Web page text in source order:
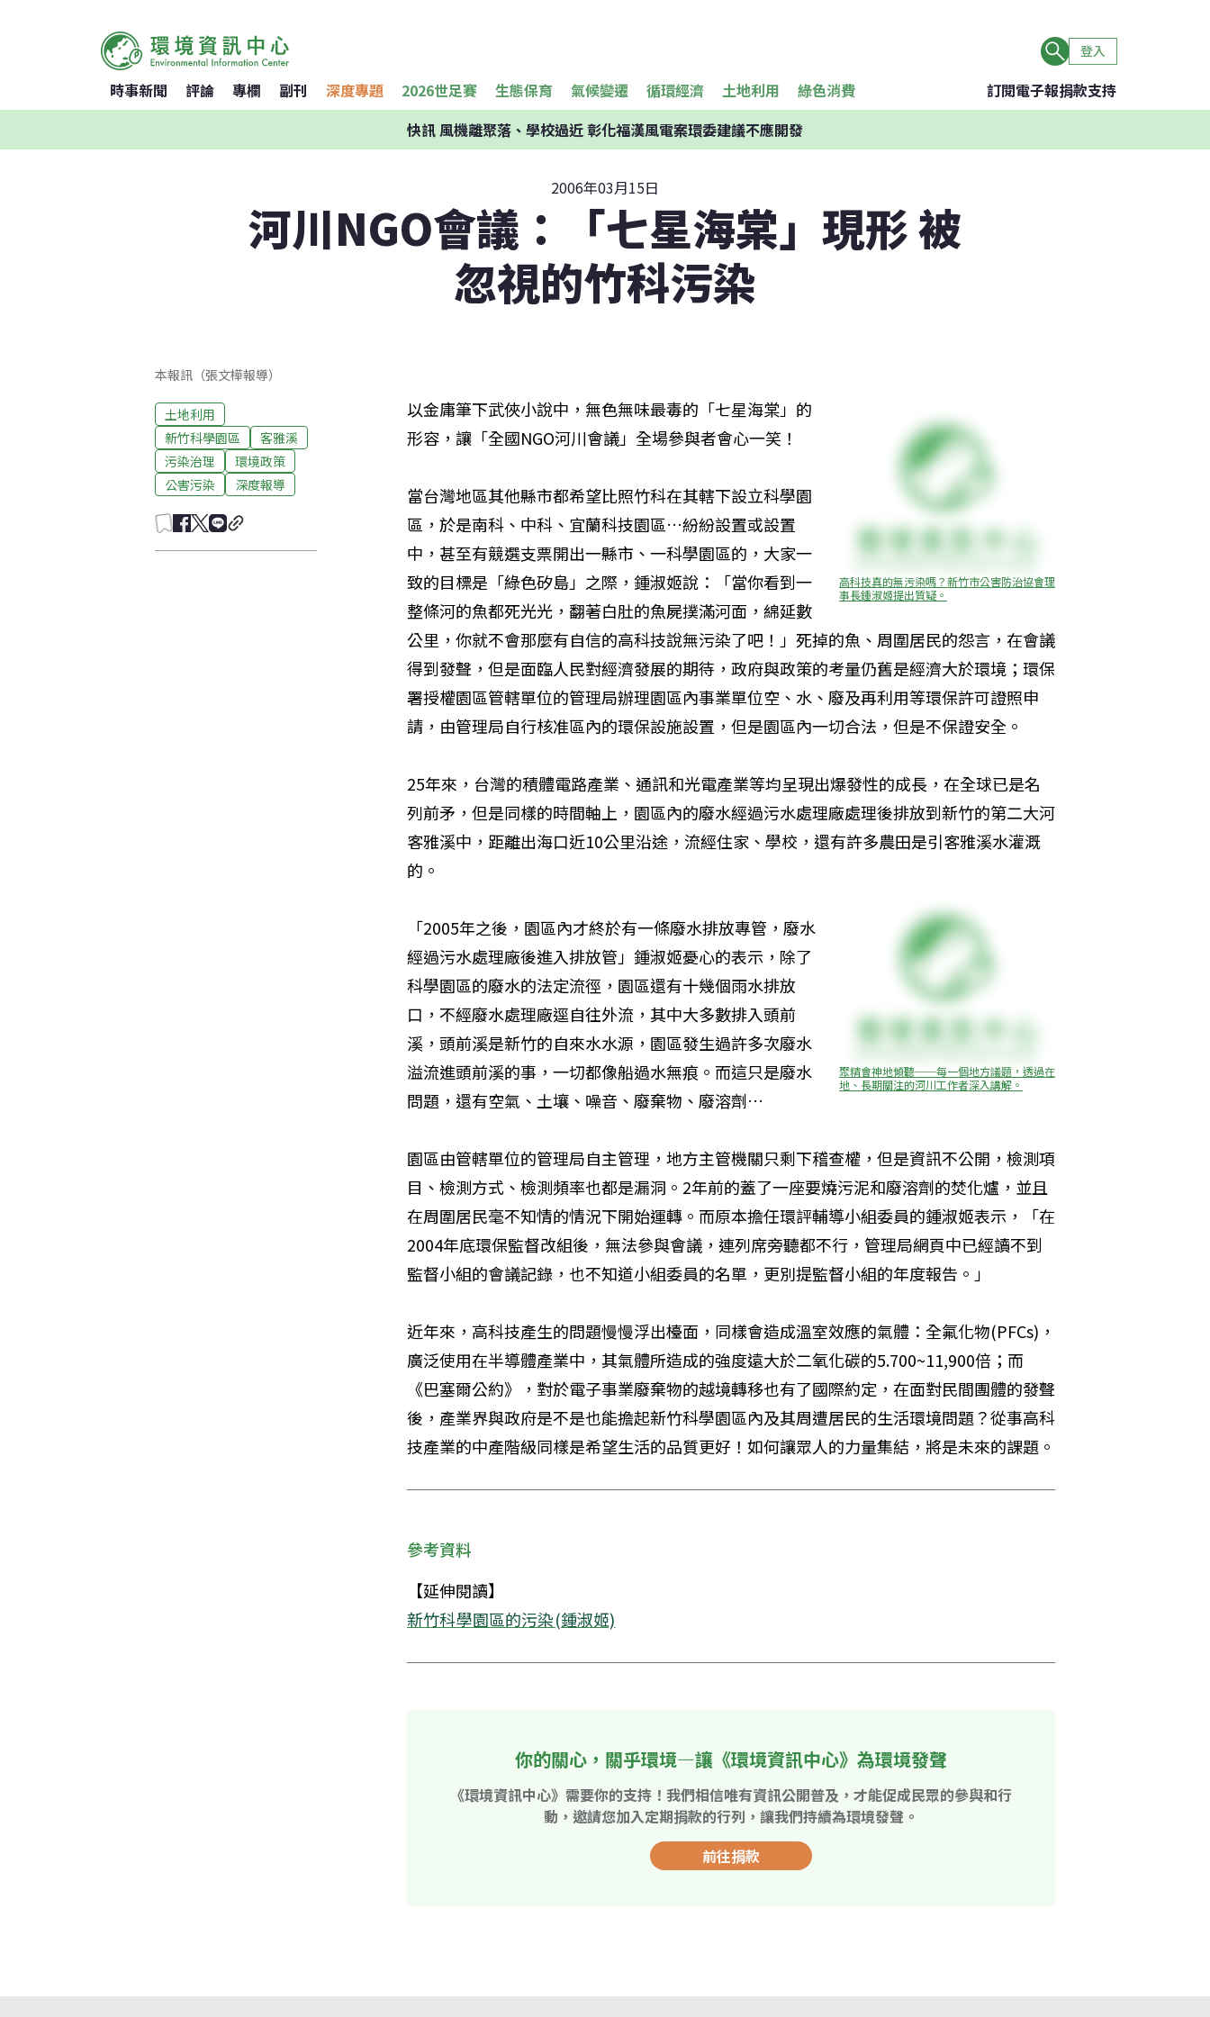
登入
時事新聞 評論 專欄 副刊 深度專題 2026世足賽 生態保育 氣候變遷 循環經濟 土地利用 綠色消費 訂閱電子報捐款支持
快訊風機離聚落、學校過近 彰化福漢風電案環委建議不應開發
2006年03月15日
河川NGO會議：「七星海棠」現形 被
忽視的竹科污染
本報訊（張文樺報導）
土地利用
新竹科學園區
客雅溪
污染治理
環境政策
公害污染
深度報導
高科技真的無污染嗎？新竹市公害防治協會理
事長鍾淑姬提出質疑。
以金庸筆下武俠小說中，無色無味最毒的「七星海棠」的
形容，讓「全國NGO河川會議」全場參與者會心一笑！
當台灣地區其他縣市都希望比照竹科在其轄下設立科學園
區，於是南科、中科、宜蘭科技園區…紛紛設置或設置
中，甚至有競選支票開出一縣市、一科學園區的，大家一
致的目標是「綠色矽島」之際，鍾淑姬說：「當你看到一
整條河的魚都死光光，翻著白肚的魚屍撲滿河面，綿延數
公里，你就不會那麼有自信的高科技說無污染了吧！」死掉的魚、周圍居民的怨言，在會議
得到發聲，但是面臨人民對經濟發展的期待，政府與政策的考量仍舊是經濟大於環境；環保
署授權園區管轄單位的管理局辦理園區內事業單位空、水、廢及再利用等環保許可證照申
請，由管理局自行核准區內的環保設施設置，但是園區內一切合法，但是不保證安全。
25年來，台灣的積體電路產業、通訊和光電產業等均呈現出爆發性的成長，在全球已是名
列前矛，但是同樣的時間軸上，園區內的廢水經過污水處理廠處理後排放到新竹的第二大河
客雅溪中，距離出海口近10公里沿途，流經住家、學校，還有許多農田是引客雅溪水灌溉
的。
聚精會神地傾聽──每一個地方議題，透過在
地、長期關注的河川工作者深入講解。
「2005年之後，園區內才終於有一條廢水排放專管，廢水
經過污水處理廠後進入排放管」鍾淑姬憂心的表示，除了
科學園區的廢水的法定流徑，園區還有十幾個雨水排放
口，不經廢水處理廠逕自往外流，其中大多數排入頭前
溪，頭前溪是新竹的自來水水源，園區發生過許多次廢水
溢流進頭前溪的事，一切都像船過水無痕。而這只是廢水
問題，還有空氣、土壤、噪音、廢棄物、廢溶劑…
園區由管轄單位的管理局自主管理，地方主管機關只剩下稽查權，但是資訊不公開，檢測項
目、檢測方式、檢測頻率也都是漏洞。2年前的蓋了一座要燒污泥和廢溶劑的焚化爐，並且
在周圍居民毫不知情的情況下開始運轉。而原本擔任環評輔導小組委員的鍾淑姬表示，「在
2004年底環保監督改組後，無法參與會議，連列席旁聽都不行，管理局網頁中已經讀不到
監督小組的會議記錄，也不知道小組委員的名單，更別提監督小組的年度報告。」
近年來，高科技產生的問題慢慢浮出檯面，同樣會造成溫室效應的氣體：全氟化物(PFCs)，
廣泛使用在半導體產業中，其氣體所造成的強度遠大於二氧化碳的5.700~11,900倍；而
《巴塞爾公約》，對於電子事業廢棄物的越境轉移也有了國際約定，在面對民間團體的發聲
後，產業界與政府是不是也能擔起新竹科學園區內及其周遭居民的生活環境問題？從事高科
技產業的中產階級同樣是希望生活的品質更好！如何讓眾人的力量集結，將是未來的課題。
參考資料
新竹科學園區的污染(鍾淑姬)
你的關心，關乎環境—讓《環境資訊中心》為環境發聲
《環境資訊中心》需要你的支持！我們相信唯有資訊公開普及，才能促成民眾的參與和行
動，邀請您加入定期捐款的行列，讓我們持續為環境發聲。
前往捐款